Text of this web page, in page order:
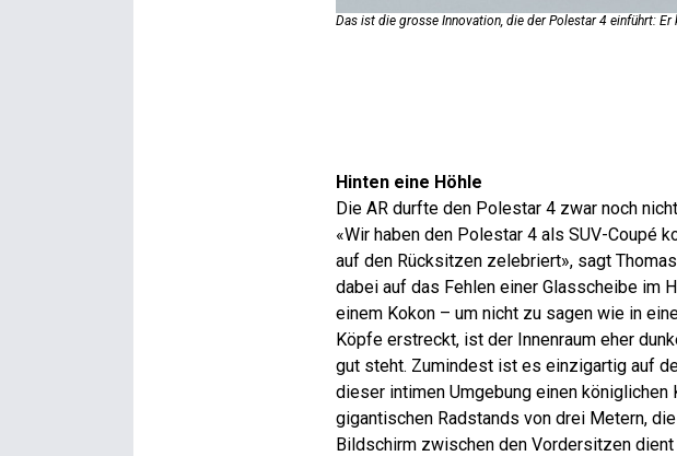
Das ist die grosse Innovation, die der Pole­star 4 einführt:
Hinten eine Höhle
Die AR durfte den Pole­star 4 zwar noch
«Wir haben den Pole­star 4 als SUV-Coupé
auf den Rücksitzen zelebriert», sagt
dabei auf das Fehlen einer Glasscheibe im
einem Kokon – um nicht zu sagen wie in
Köpfe erstreckt, ist der Innenraum eher
gut steht. Zumindest ist es einzigartig auf
dieser intimen Umgebung einen
gigantischen Radstands von drei Metern,
Bildschirm zwischen den Vordersitzen